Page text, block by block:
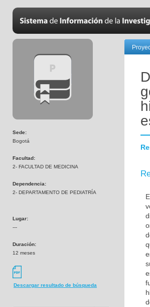
Sede:
Bogotá
Facultad:
2- FACULTAD DE MEDICINA
Dependencia:
2- DEPARTAMENTO DE PEDIATRÍA
Lugar:
---
Duración:
12 meses
Descargar resultado de búsqueda